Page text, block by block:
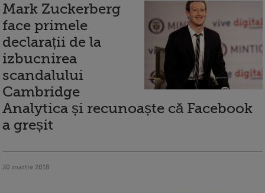
Mark Zuckerberg
face primele
declarații de la
izbucnirea
scandalului
Cambridge
Analytica și recunoaște că Facebook
a greșit
20 martie 2018